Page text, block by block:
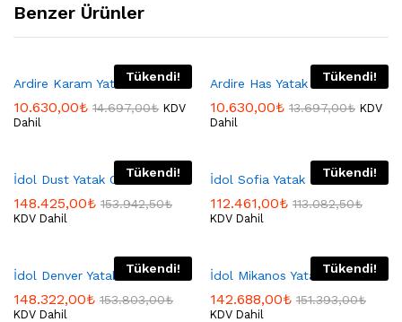
Benzer Ürünler
Tükendi!
Ardire Karam Yatak Odası
10.630,00₺ 14.697,00₺ KDV
Dahil
Tükendi!
Ardire Has Yatak Odası
10.630,00₺ 13.697,00₺ KDV
Dahil
Tükendi!
İdol Dust Yatak Odası
148.425,00₺ 153.942,50₺
KDV Dahil
Tükendi!
İdol Sofia Yatak Odası
112.461,00₺ 113.082,50₺
KDV Dahil
Tükendi!
İdol Denver Yatak Odası
148.322,00₺ 153.803,00₺
KDV Dahil
Tükendi!
İdol Mikanos Yatak Odası
142.688,00₺ 151.393,00₺
KDV Dahil